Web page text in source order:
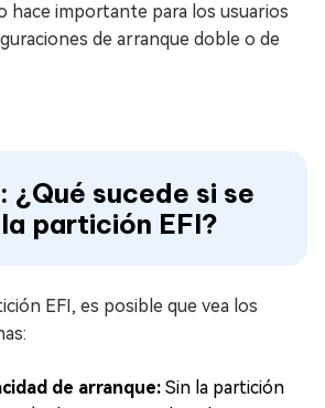
hace importante para los usuarios
de arranque doble o de
¿Qué sucede si se
partición EFI?
EFI, es posible que vea los
de arranque: Sin la partición